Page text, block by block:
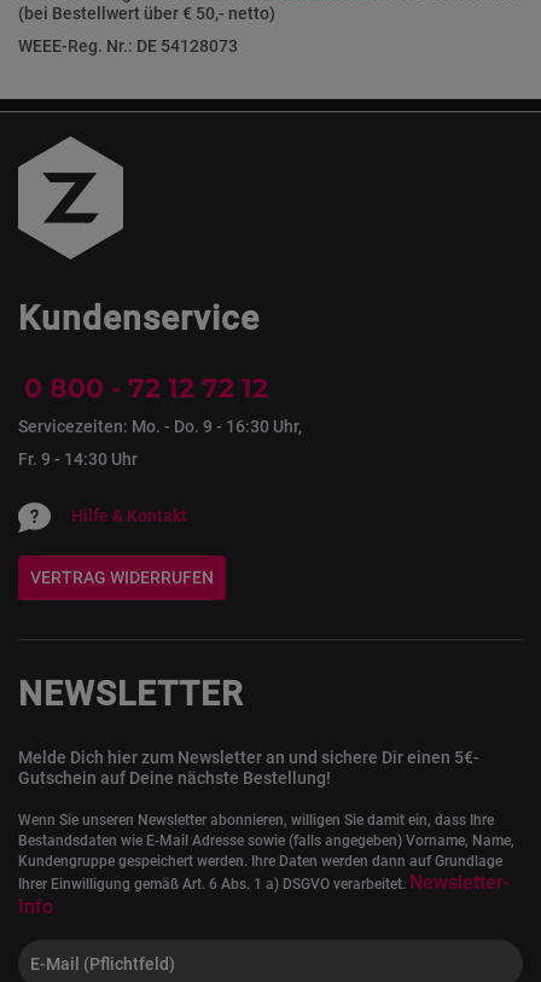
(bei Bestellwert über € 50,- netto)
WEEE-Reg. Nr.: DE 54128073
Kundenservice
0 800 - 72 12 72 12
Servicezeiten: Mo. - Do. 9 - 16:30 Uhr,
Fr. 9 - 14:30 Uhr
Hilfe & Kontakt
VERTRAG WIDERRUFEN
NEWSLETTER
Melde Dich hier zum Newsletter an und sichere Dir einen 5€-
Gutschein auf Deine nächste Bestellung!
Wenn Sie unseren Newsletter abonnieren, willigen Sie damit ein, dass Ihre
Bestandsdaten wie E-Mail Adresse sowie (falls angegeben) Vorname, Name,
Kundengruppe gespeichert werden. Ihre Daten werden dann auf Grundlage
Ihrer Einwilligung gemäß Art. 6 Abs. 1 a) DSGVO verarbeitet. Newsletter-
Info